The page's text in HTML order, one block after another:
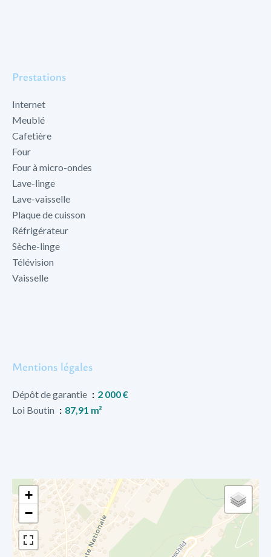
Prestations
Internet
Meublé
Cafetière
Four
Four à micro-ondes
Lave-linge
Lave-vaisselle
Plaque de cuisson
Réfrigérateur
Sèche-linge
Télévision
Vaisselle
Mentions légales
Dépôt de garantie
2 000 €
Loi Boutin
87,91 m²
+
−